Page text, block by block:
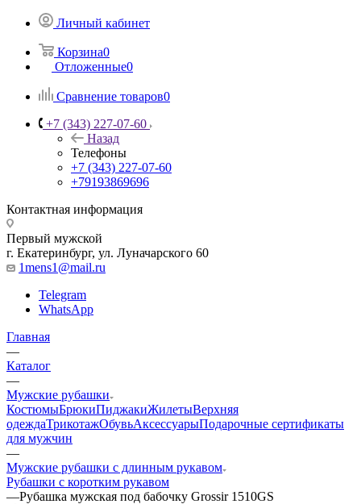
Личный кабинет
Корзина0
Отложенные0
Сравнение товаров0
+7 (343) 227-07-60
Назад
Телефоны
+7 (343) 227-07-60
+79193869696
Контактная информация
Первый мужской
г. Екатеринбург, ул. Луначарского 60
1mens1@mail.ru
Telegram
WhatsApp
Главная
—
Каталог
—
Мужские рубашки
КостюмыБрюкиПиджакиЖилетыВерхняя
одеждаТрикотажОбувьАксессуарыПодарочные сертификаты
для мужчин
—
Мужские рубашки с длинным рукавом
Рубашки с коротким рукавом
—Рубашка мужская под бабочку Grossir 1510GS